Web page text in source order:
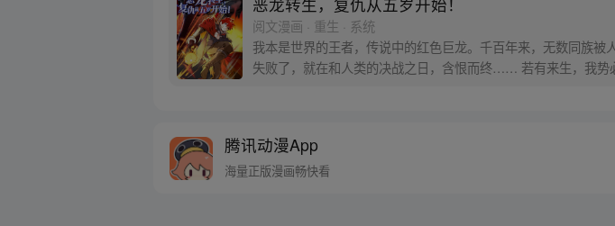
阅文漫画 · 重生 · 系统
我本是世界的王者，传说中的红色巨龙。千百年来，无数同族
失败了，就在和人类的决战之日，含恨而终…… 若有来生，我
腾讯动漫App
海量正版漫画畅快看